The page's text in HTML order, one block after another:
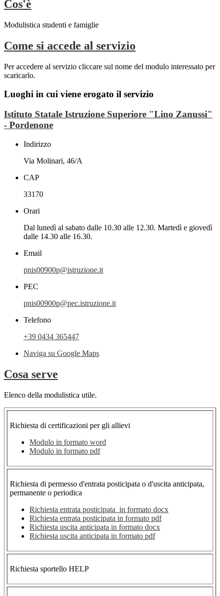
Cos'è
Modulistica studenti e famiglie
Come si accede al servizio
Per accedere al servizio cliccare sul nome del modulo interessato per
scaricarlo.
Luoghi in cui viene erogato il servizio
Istituto Statale Istruzione Superiore "Lino Zanussi"
- Pordenone
Indirizzo
Via Molinari, 46/A
CAP
33170
Orari
Dal lunedì al sabato dalle 10.30 alle 12.30. Martedì e giovedì
dalle 14.30 alle 16.30.
Email
pnis00900p@istruzione.it
PEC
pnis00900p@pec.istruzione.it
Telefono
+39 0434 365447
Naviga su Google Maps
Cosa serve
Elenco della modulistica utile.
Richiesta di certificazioni per gli allievi
Modulo in formato word
Modulo in formato pdf
Richiesta di permesso d'entrata posticipata o d'uscita anticipata,
permanente o periodica
Richiesta entrata posticipata in formato docx
Richiesta entrata posticipata in formato pdf
Richiesta uscita anticipata in formato docx
Richiesta uscita anticipata in formato pdf
Richiesta sportello HELP